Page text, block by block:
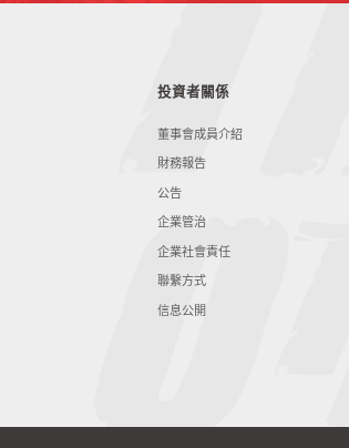
投資者關係
董事會成員介紹
財務報告
公告
企業管治
企業社會責任
聯繫方式
信息公開